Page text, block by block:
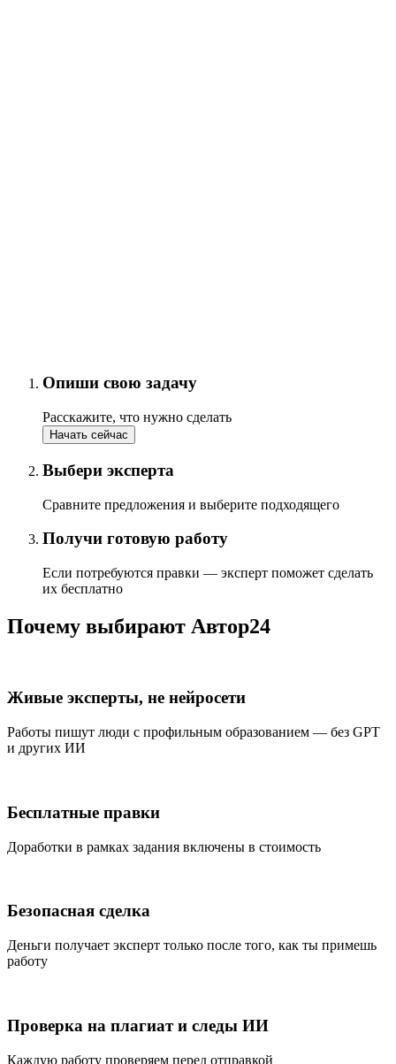
Опиши свою задачу
Расскажите, что нужно сделать
Начать сейчас
Выбери эксперта
Сравните предложения и выберите подходящего
Получи готовую работу
Если потребуются правки — эксперт поможет сделать
их бесплатно
Почему выбирают Автор24
Живые эксперты, не нейросети
Работы пишут люди с профильным образованием — без GPT
и других ИИ
Бесплатные правки
Доработки в рамках задания включены в стоимость
Безопасная сделка
Деньги получает эксперт только после того, как ты примешь
работу
Проверка на плагиат и следы ИИ
Каждую работу проверяем перед отправкой